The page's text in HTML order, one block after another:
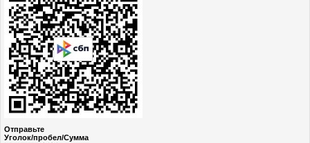
Отправьте
Уголок/пробел/Сумма